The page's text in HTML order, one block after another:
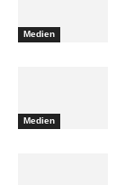
Medien
Medien